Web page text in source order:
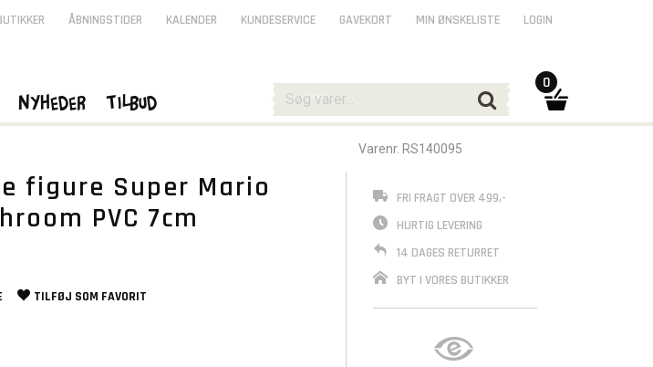
Varenr. RS140095
figure Super Mario
PVC 7cm
TILFØJ SOM FAVORIT
FRI FRAGT OVER 499,-
HURTIG LEVERING
14 DAGES RETURRET
BYT I VORES BUTIKKER
ÅBNINGSTIDER KALENDER KUNDESERVICE GAVEKORT MIN ØNSKELISTE LOGIN
Nyheder Tilbud
0